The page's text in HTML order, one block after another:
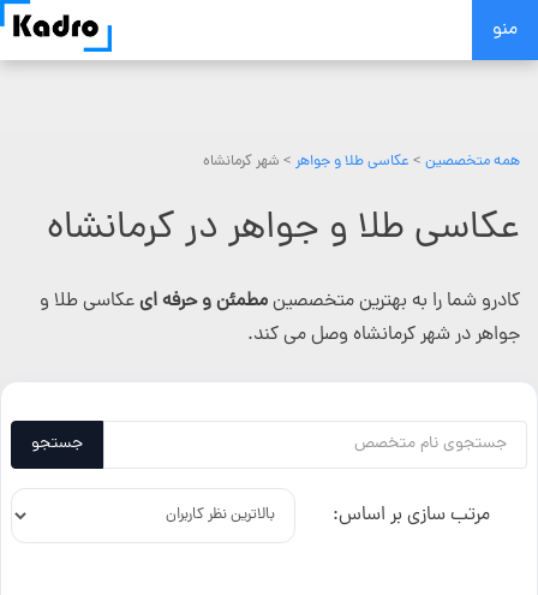
Skip
منو
همه متخصصین > عکاسی طلا و جواهر > شهر کرمانشاه
عکاسی طلا و جواهر در کرمانشاه
کادرو شما را به بهترین متخصصینمطمئن و حرفه ایعکاسی طلا و
جواهر در شهر کرمانشاه وصل می کند.
جستجو
مرتب سازی بر اساس: